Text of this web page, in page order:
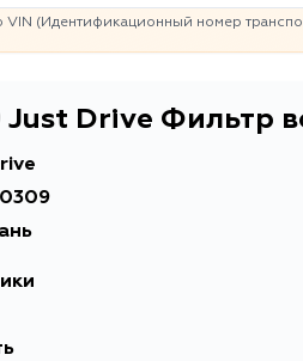
(Идентификационный номер
Just Drive Фильтр